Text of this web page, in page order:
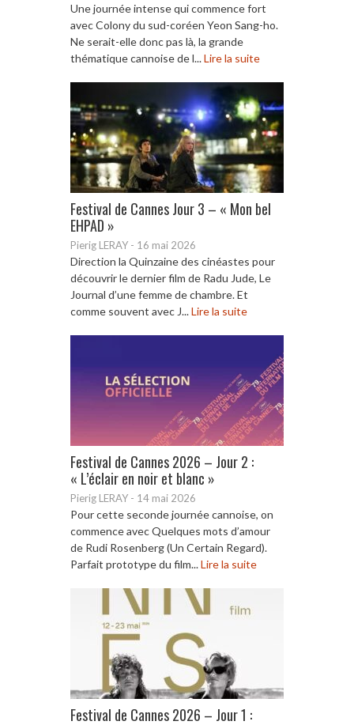
Une journée intense qui commence fort
avec Colony du sud-coréen Yeon Sang-ho.
Ne serait-elle donc pas là, la grande
thématique cannoise de l...Lire la suite
Festival de Cannes Jour 3 – « Mon bel
EHPAD »
Pierig LERAY - 16 mai 2026
Direction la Quinzaine des cinéastes pour
découvrir le dernier film de Radu Jude, Le
Journal d’une femme de chambre. Et
comme souvent avec J...Lire la suite
Festival de Cannes 2026 – Jour 2 :
« L’éclair en noir et blanc »
Pierig LERAY - 14 mai 2026
Pour cette seconde journée cannoise, on
commence avec Quelques mots d’amour
de Rudi Rosenberg (Un Certain Regard).
Parfait prototype du film...Lire la suite
Festival de Cannes 2026 – Jour 1 :